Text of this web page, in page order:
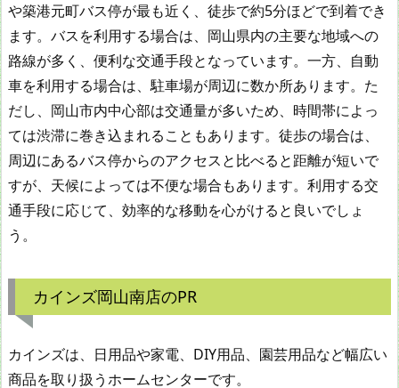
や築港元町バス停が最も近く、徒歩で約5分ほどで到着でき
ます。バスを利用する場合は、岡山県内の主要な地域への
路線が多く、便利な交通手段となっています。一方、自動
車を利用する場合は、駐車場が周辺に数か所あります。た
だし、岡山市内中心部は交通量が多いため、時間帯によっ
ては渋滞に巻き込まれることもあります。徒歩の場合は、
周辺にあるバス停からのアクセスと比べると距離が短いで
すが、天候によっては不便な場合もあります。利用する交
通手段に応じて、効率的な移動を心がけると良いでしょ
う。
カインズ岡山南店のPR
カインズは、日用品や家電、DIY用品、園芸用品など幅広い
商品を取り扱うホームセンターです。